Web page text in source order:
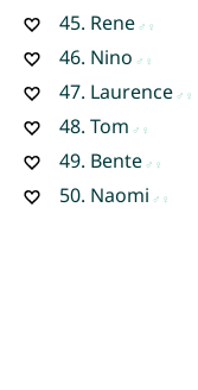
45. Rene
46. Nino
47. Laurence
48. Tom
49. Bente
50. Naomi